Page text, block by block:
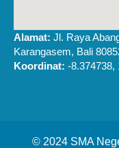
Alamat: Jl. Raya
Karangasem, Bali
Koordinat: -8.374738,
© 2024 SMA